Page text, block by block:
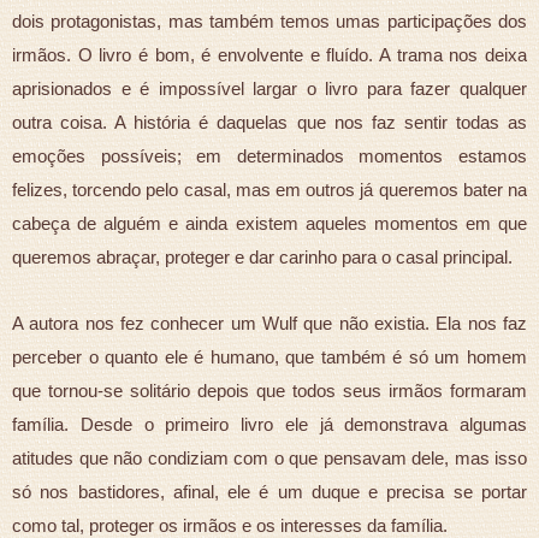
dois protagonistas, mas também temos umas participações dos
irmãos. O livro é bom, é envolvente e fluído. A trama nos deixa
aprisionados e é impossível largar o livro para fazer qualquer
outra coisa. A história é daquelas que nos faz sentir todas as
emoções possíveis; em determinados momentos estamos
felizes, torcendo pelo casal, mas em outros já queremos bater na
cabeça de alguém e ainda existem aqueles momentos em que
queremos abraçar, proteger e dar carinho para o casal principal.
A autora nos fez conhecer um Wulf que não existia. Ela nos faz
perceber o quanto ele é humano, que também é só um homem
que tornou-se solitário depois que todos seus irmãos formaram
família. Desde o primeiro livro ele já demonstrava algumas
atitudes que não condiziam com o que pensavam dele, mas isso
só nos bastidores, afinal, ele é um duque e precisa se portar
como tal, proteger os irmãos e os interesses da família.